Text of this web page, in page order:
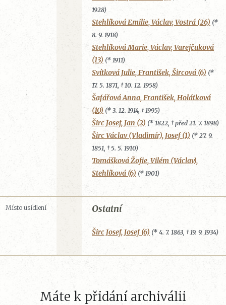
1928)
Stehlíková Emilie, Václav, Vostrá (26) (*
8. 9. 1918)
Stehlíková Marie, Václav, Varejčuková
(13) (* 1911)
Svítková Julie, František, Šircová (6) (*
17. 5. 1871, † 10. 12. 1958)
Šafářová Anna, František, Holátková
(10) (* 3. 12. 1914, † 1995)
Širc Josef, Jan (2) (* 1822, † před 21. 7. 1898)
Širc Václav (Vladimír), Josef (1) (* 27. 9.
1851, † 5. 5. 1910)
Tomášková Žofie, Vilém (Václav),
Stehlíková (6) (* 1901)
Místo usídlení Ostatní
Širc Josef, Josef (6) (* 4. 7. 1863, † 19. 9. 1934)
Máte k přidání archiválii